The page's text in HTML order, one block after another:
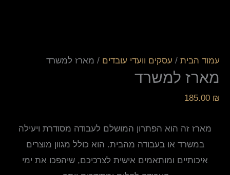
עמוד הבית / עסקים וועדי עובדים / מארז למשרד
מארז למשרד
185.00 ₪
מארז זה הוא הפתרון המושלם לעבודה מסודרת ויעילה
במשרד או בעבודה מהבית. הוא כולל מגוון מוצרים
איכותיים ומותאמים אישית לצרכיכם, שיהפכו את ימי